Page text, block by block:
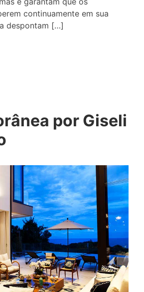
continuamente em sua
despontam […]
por Giseli